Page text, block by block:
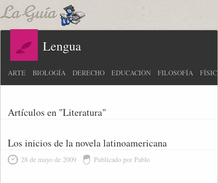
Lengua
ARTE BIOLOGÍA DERECHO EDUCACIÓN FILOSOFÍA
Artículos en "Literatura"
Los inicios de la novela latinoamericana
28 de mayo de 2009 Publicado por Pablo